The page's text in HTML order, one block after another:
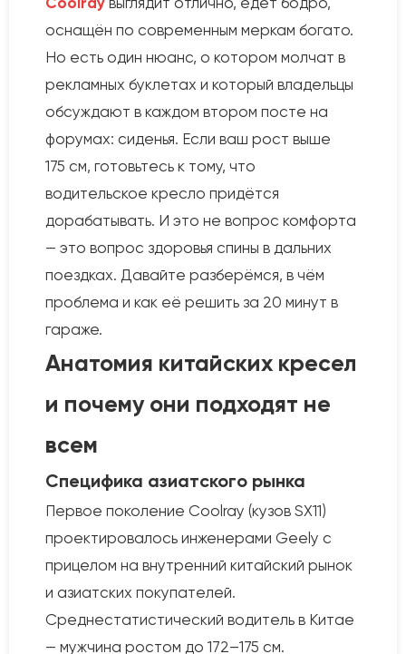
оснащён по современным меркам богато.
Но есть один нюанс, о котором молчат в
рекламных буклетах и который владельцы
обсуждают в каждом втором посте на
форумах: сиденья. Если ваш рост выше
175 см, готовьтесь к тому, что
водительское кресло придётся
дорабатывать. И это не вопрос комфорта
— это вопрос здоровья спины в дальних
поездках. Давайте разберёмся, в чём
проблема и как её решить за 20 минут в
гараже.
Анатомия китайских кресел
и почему они подходят не
всем
Специфика азиатского рынка
Первое поколение Coolray (кузов SX11)
проектировалось инженерами Geely с
прицелом на внутренний китайский рынок
и азиатских покупателей.
Среднестатистический водитель в Китае
— мужчина ростом до 172–175 см.